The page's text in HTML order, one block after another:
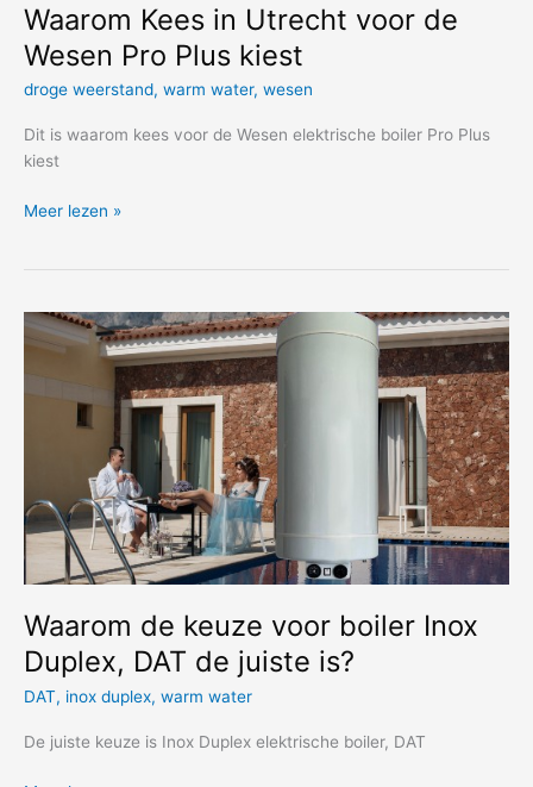
Waarom Kees in Utrecht voor de
Wesen Pro Plus kiest
droge weerstand, warm water, wesen
Dit is waarom kees voor de Wesen elektrische boiler Pro Plus
kiest
Waarom
voor
Pro
Meer lezen »
Waarom de keuze voor boiler Inox
Duplex, DAT de juiste is?
DAT, inox duplex, warm water
De juiste keuze is Inox Duplex elektrische boiler, DAT